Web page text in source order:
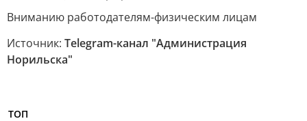
Вниманию работодателям-физическим лицам
Источник: Telegram-канал "Администрация
Норильска"
ТОП